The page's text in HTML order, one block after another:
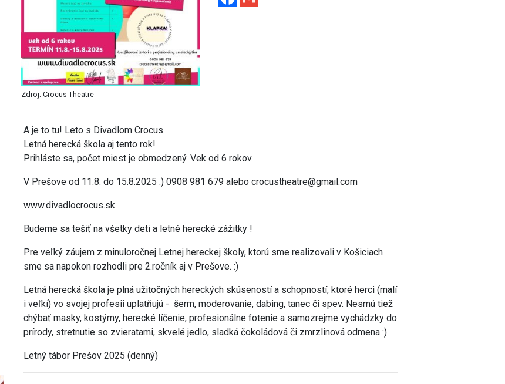
Zdroj: Crocus Theatre
A je to tu! Leto s Divadlom Crocus.
Letná herecká škola aj tento rok!
Prihláste sa, počet miest je obmedzený. Vek od 6 rokov.
V Prešove od 11.8. do 15.8.2025 :) 0908 981 679 alebo crocustheatre@gmail.com
www.divadlocrocus.sk
Budeme sa tešiť na všetky deti a letné herecké zážitky !
Pre veľký záujem z minuloročnej Letnej hereckej školy, ktorú sme realizovali v Košiciach
sme sa napokon rozhodli pre 2.ročník aj v Prešove. :)
Letná herecká škola je plná užitočných hereckých skúseností a schopností, ktoré herci (malí
i veľkí) vo svojej profesii uplatňujú - šerm, moderovanie, dabing, tanec či spev. Nesmú tiež
chýbať masky, kostýmy, herecké líčenie, profesionálne fotenie a samozrejme vychádzky do
prírody, stretnutie so zvieratami, skvelé jedlo, sladká čokoládová či zmrzlinová odmena :)
Letný tábor Prešov 2025 (denný)